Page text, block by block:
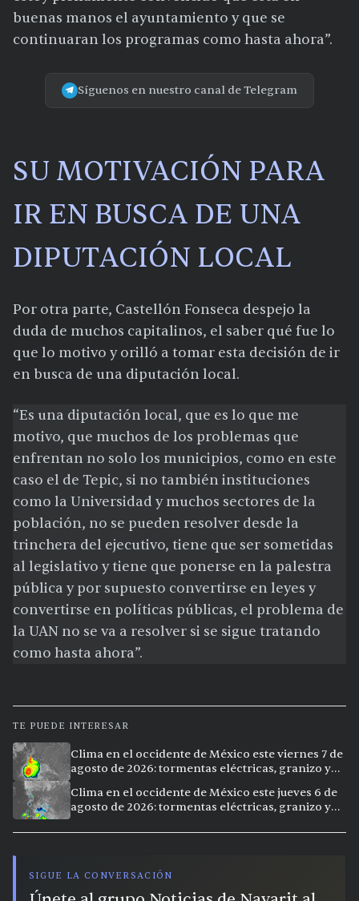
buenas manos el ayuntamiento y que se
continuaran los programas como hasta ahora”.
Síguenos en nuestro canal de Telegram
SU MOTIVACIÓN PARA
IR EN BUSCA DE UNA
DIPUTACIÓN LOCAL
Por otra parte, Castellón Fonseca despejo la
duda de muchos capitalinos, el saber qué fue lo
que lo motivo y orilló a tomar esta decisión de ir
en busca de una diputación local.
“Es una diputación local, que es lo que me
motivo, que muchos de los problemas que
enfrentan no solo los municipios, como en este
caso el de Tepic, si no también instituciones
como la Universidad y muchos sectores de la
población, no se pueden resolver desde la
trinchera del ejecutivo, tiene que ser sometidas
al legislativo y tiene que ponerse en la palestra
pública y por supuesto convertirse en leyes y
convertirse en políticas públicas, el problema de
la UAN no se va a resolver si se sigue tratando
como hasta ahora”.
TE PUEDE INTERESAR
Clima en el occidente de México este viernes 7 de
agosto de 2026: tormentas eléctricas, granizo y
Clima en el occidente de México este jueves 6 de
agosto de 2026: tormentas eléctricas, granizo y
SIGUE LA CONVERSACIÓN